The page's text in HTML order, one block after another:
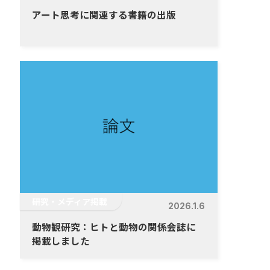
アート思考に関連する書籍の出版
2026.1.6
動物観研究：ヒトと動物の関係会誌に
掲載しました